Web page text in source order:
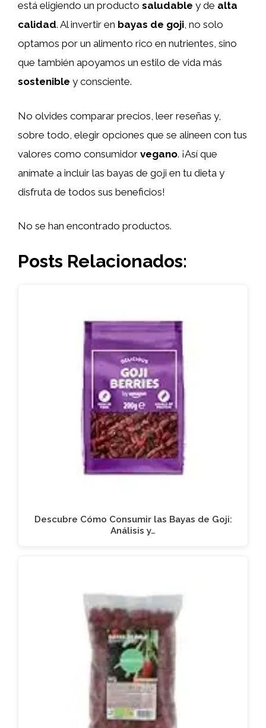
está eligiendo un producto saludable y de alta
calidad. Al invertir en bayas de goji, no solo
optamos por un alimento rico en nutrientes, sino
que también apoyamos un estilo de vida más
sostenible y consciente.
No olvides comparar precios, leer reseñas y,
sobre todo, elegir opciones que se alineen con tus
valores como consumidor vegano. ¡Así que
anímate a incluir las bayas de goji en tu dieta y
disfruta de todos sus beneficios!
No se han encontrado productos.
Posts Relacionados:
Descubre Cómo Consumir las Bayas de Goji:
Análisis y…